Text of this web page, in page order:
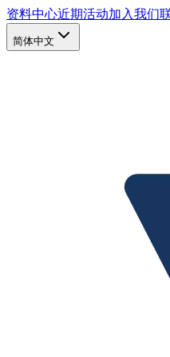
资料中心近期活动加入我们
简体中文